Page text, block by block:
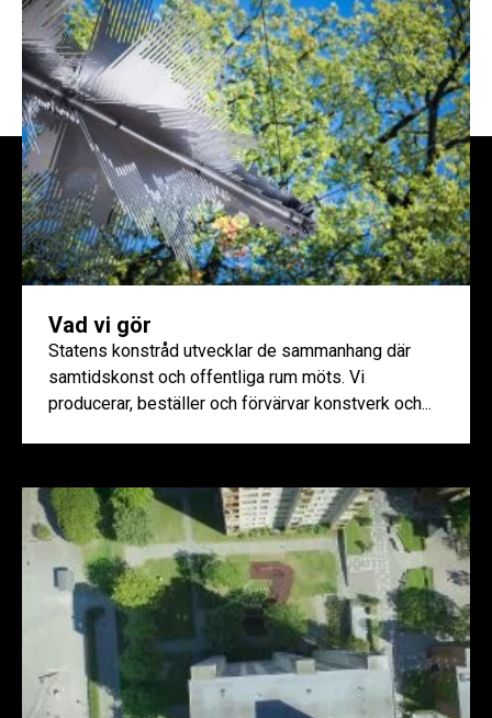
Vad vi gör
Statens konstråd utvecklar de sammanhang där
samtidskonst och offentliga rum möts. Vi
producerar, beställer och förvärvar konstverk och...